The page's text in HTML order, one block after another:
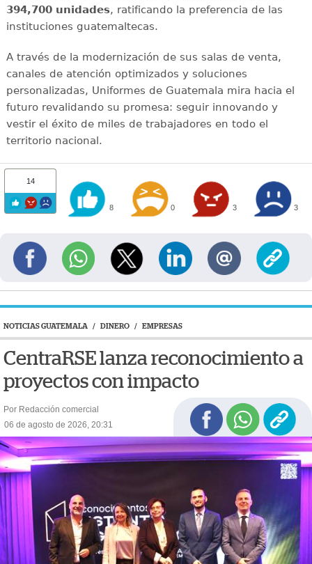
394,700 unidades, ratificando la preferencia de las
instituciones guatemaltecas.
A través de la modernización de sus salas de venta,
canales de atención optimizados y soluciones
personalizadas, Uniformes de Guatemala mira hacia el
futuro revalidando su promesa: seguir innovando y
vestir el éxito de miles de trabajadores en todo el
territorio nacional.
14
8 0 3 3
NOTICIAS GUATEMALA / DINERO / EMPRESAS
CentraRSE lanza reconocimiento a
proyectos con impacto
Por Redacción comercial
06 de agosto de 2026, 20:31